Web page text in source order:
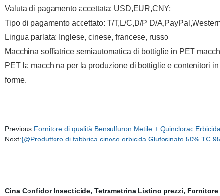
Valuta di pagamento accettata: USD,EUR,CNY;
Tipo di pagamento accettato: T/T,L/C,D/P D/
Lingua parlata: Inglese, cinese, francese, russo
Macchina soffiatrice semiautomatica di bottiglie in PET
PET la macchina per la produzione di bottiglie e contenitori
forme.
Previous:Fornitore di qualità Bensulfuron Metile + Quinclorac
Next:{@Produttore di fabbrica cinese erbicida Glufosinate 50% TC
Cina Confidor Insecticide, Tetrametrina Listino prezzi, Fornitore